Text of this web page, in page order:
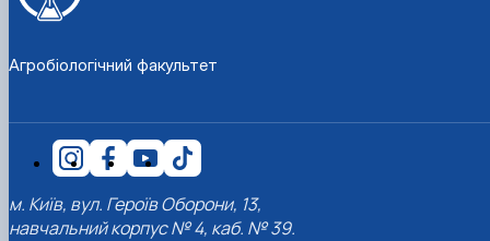
Агробіологічний факультет
м. Київ, вул. Героїв Оборони, 13,
навчальний корпус № 4, каб. № 39.